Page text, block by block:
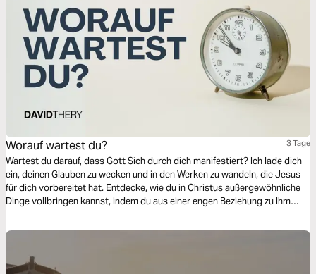
Worauf wartest du? 3 Tage
Wartest du darauf, dass Gott Sich durch dich manifestiert? Ich lade dich
ein, deinen Glauben zu wecken und in den Werken zu wandeln, die Jesus
für dich vorbereitet hat. Entdecke, wie du in Christus außergewöhnliche
Dinge vollbringen kannst, indem du aus einer engen Beziehung zu Ihm
auszuleben!